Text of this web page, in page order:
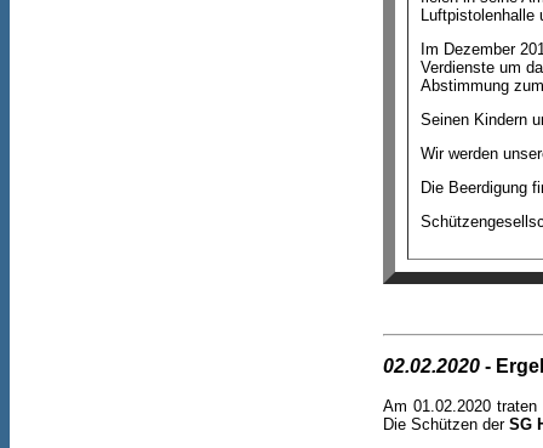
Luftpistolenhalle
Im Dezember
Verdienste um
Abstimmung
Seinen Kindern
Wir werden
Die Beerdigung
02.02.2020 -
Am 01.02.2020
Die Schützen der SG